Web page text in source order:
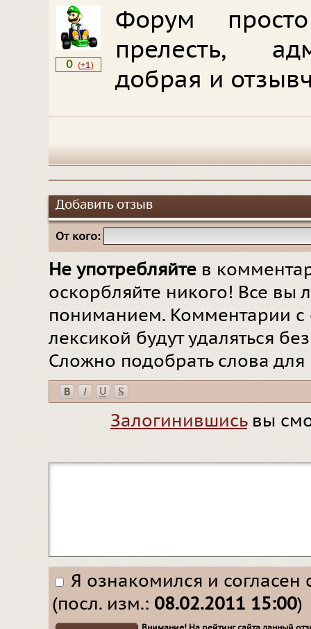
0 (+1)
Форум
прелесть,
добрая и
Добавить отзыв
От кого:
Не употребляйте в
оскорбляйте никого! Все вы
пониманием. Комментарии
лексикой будут удаляться
Сложно подобрать слова
Залогинившисьвы
Я ознакомился и согласен
(посл. изм.: 08.02.2011 15:00)